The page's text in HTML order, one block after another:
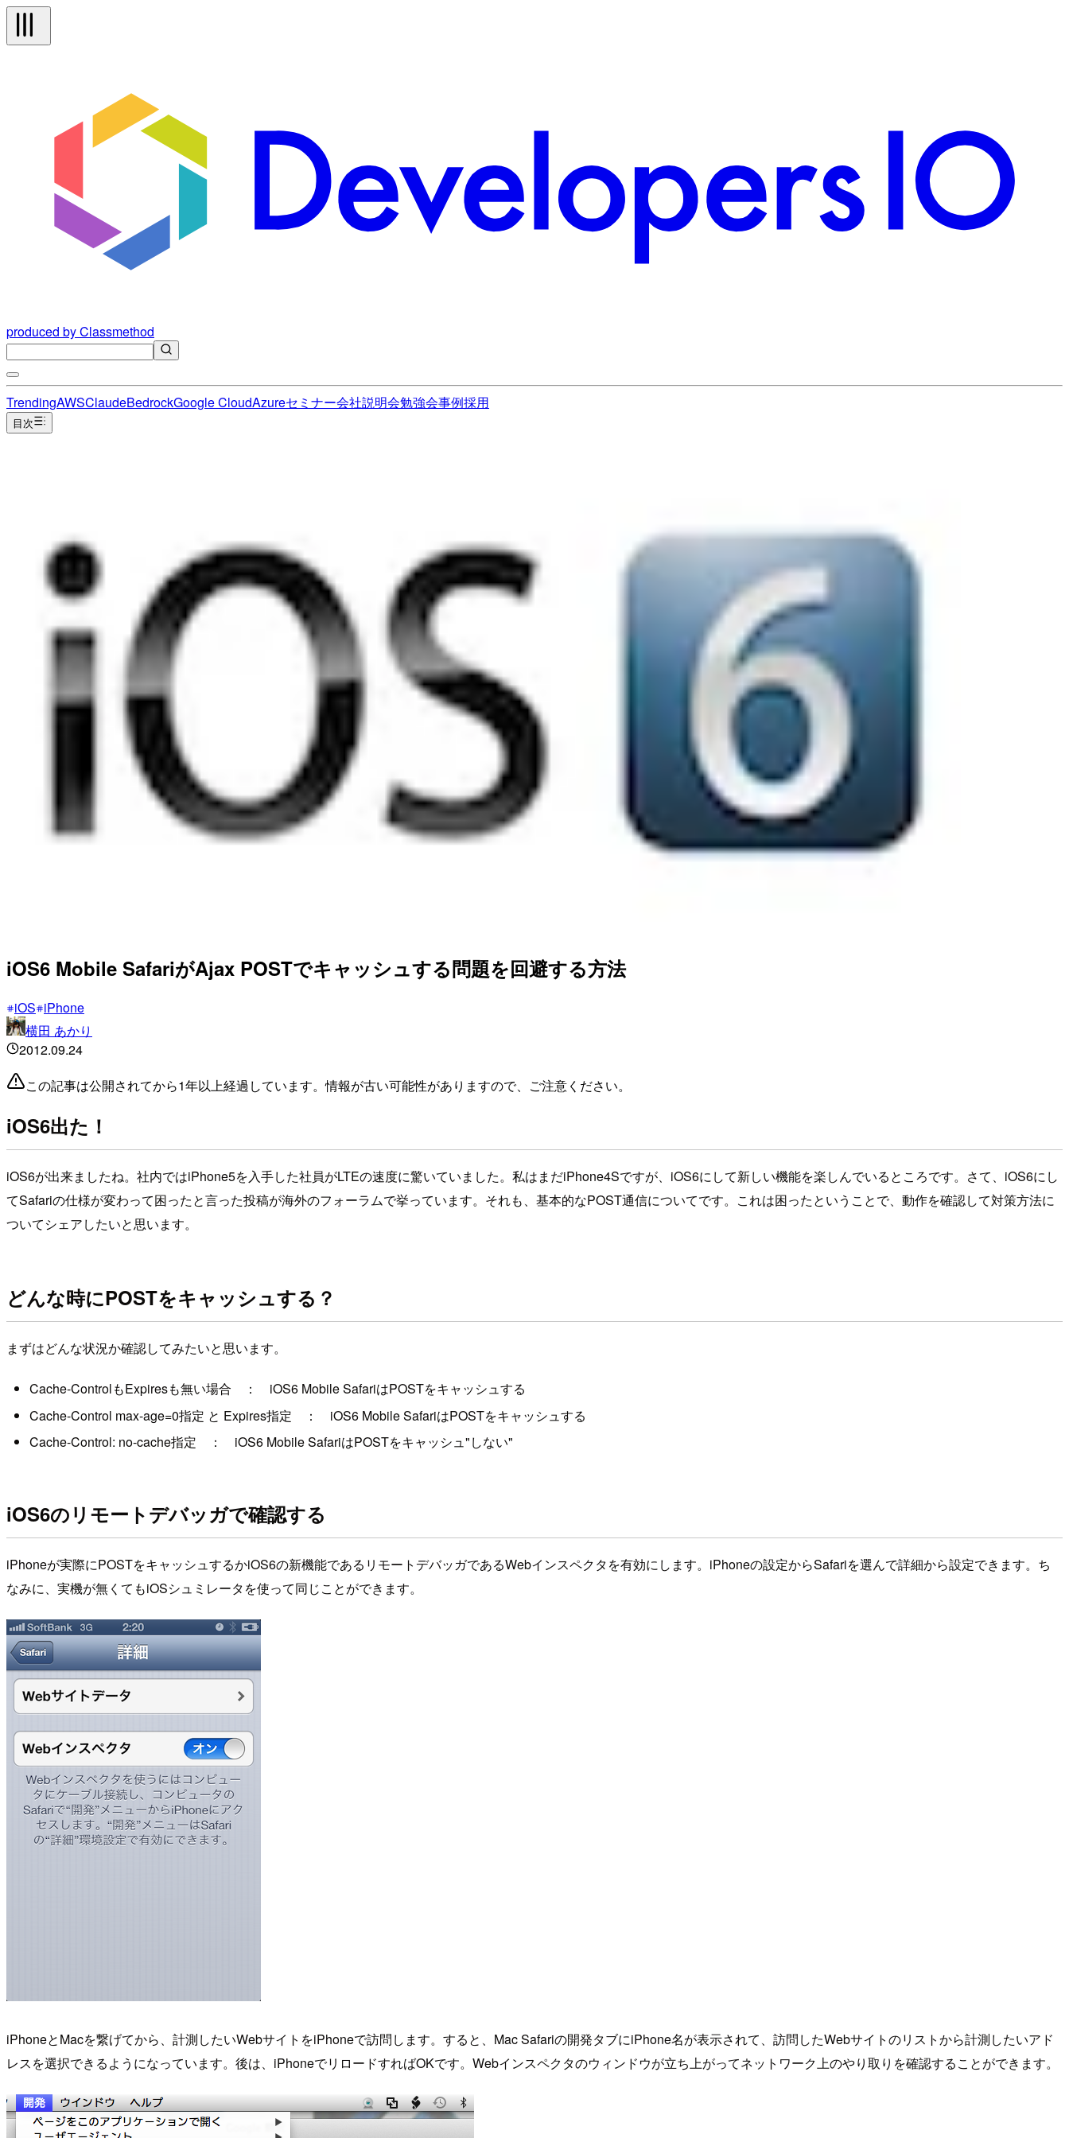
produced by Classmethod
TrendingAWSClaudeBedrockGoogle CloudAzureセミナー会社説明会勉強会事例採用
目次
iOS6 Mobile SafariがAjax POSTでキャッシュする問題を回避する方法
iOS iPhone
横田 あかり
2012.09.24
この記事は公開されてから1年以上経過しています。情報が古い可能性がありますので、ご注意ください。
iOS6出た！
iOS6が出来ましたね。社内ではiPhone5を入手した社員がLTEの速度に驚いていました。私はまだiPhone4Sですが、iOS6にして新しい機能を楽しんでいるところです。さて、iOS6にし
てSafariの仕様が変わって困ったと言った投稿が海外のフォーラムで挙っています。それも、基本的なPOST通信についてです。これは困ったということで、動作を確認して対策方法に
ついてシェアしたいと思います。
どんな時にPOSTをキャッシュする？
まずはどんな状況か確認してみたいと思います。
Cache-ControlもExpiresも無い場合 ： iOS6 Mobile SafariはPOSTをキャッシュする
Cache-Control max-age=0指定 と Expires指定 ： iOS6 Mobile SafariはPOSTをキャッシュする
Cache-Control: no-cache指定 ： iOS6 Mobile SafariはPOSTをキャッシュ"しない"
iOS6のリモートデバッガで確認する
iPhoneが実際にPOSTをキャッシュするかiOS6の新機能であるリモートデバッガであるWebインスペクタを有効にします。iPhoneの設定からSafariを選んで詳細から設定できます。ち
なみに、実機が無くてもiOSシュミレータを使って同じことができます。
iPhoneとMacを繋げてから、計測したいWebサイトをiPhoneで訪問します。すると、Mac Safariの開発タブにiPhone名が表示されて、訪問したWebサイトのリストから計測したいアド
レスを選択できるようになっています。後は、iPhoneでリロードすればOKです。Webインスペクタのウィンドウが立ち上がってネットワーク上のやり取りを確認することができます。